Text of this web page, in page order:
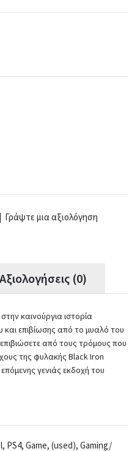
Γράψτε μια αξιολόγηση
Αξιολογήσεις (0)
καινούργια ιστορία
και επιβίωσης από το μυαλό του
από τους τρόμους που
της φυλακής Black Iron
γενιάς εκδοχή του
, PS4, Game, (used), Gaming/